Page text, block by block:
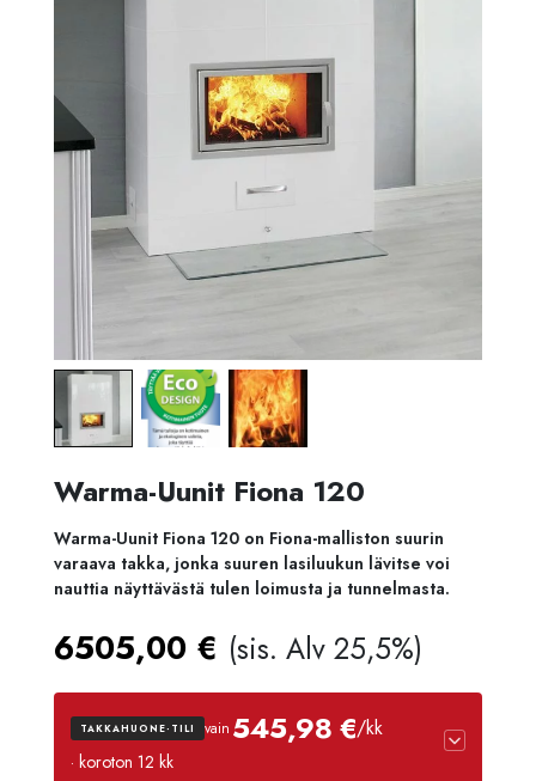
Warma-Uunit Fiona 120
Warma-Uunit Fiona 120 on Fiona-malliston suurin
varaava takka, jonka suuren lasiluukun lävitse voi
nauttia näyttävästä tulen loimusta ja tunnelmasta.
6505,00 € (sis. Alv 25,5%)
TAKKAHUONE-TILI vain 545,98 €/kk
· koroton 12 kk